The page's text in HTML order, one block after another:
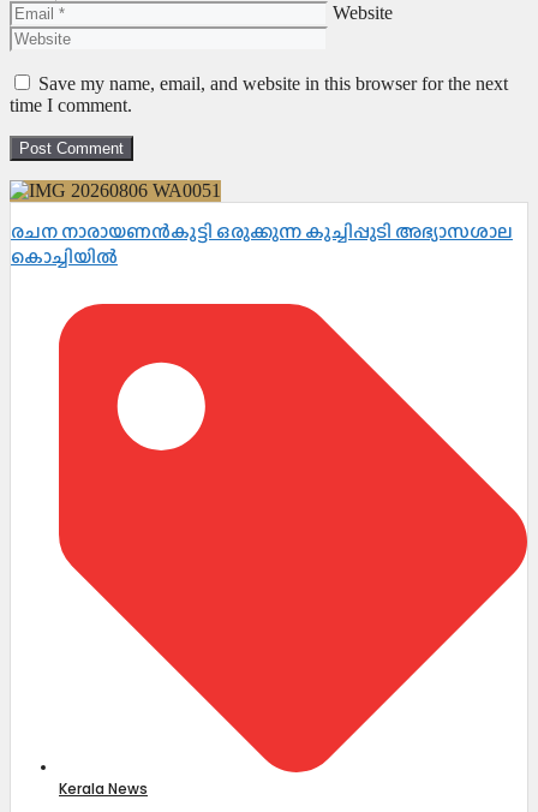
Website
Save my name, email, and website in this browser for the next
time I comment.
രചന നാരായണൻകുട്ടി ഒരുക്കുന്ന കുച്ചിപ്പുടി അഭ്യാസശാല
കൊച്ചിയിൽ
Kerala News